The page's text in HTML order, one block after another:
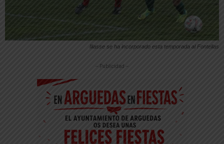
Iliasse se ha incorporado esta temporada al Fontellas
-- Publicidad --